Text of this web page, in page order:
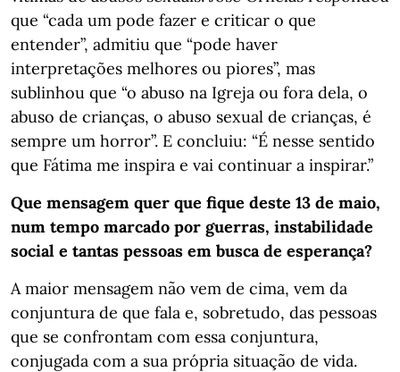
que “cada um pode fazer e criticar o que
entender”, admitiu que “pode haver
interpretações melhores ou piores”, mas
sublinhou que “o abuso na Igreja ou fora dela, o
abuso de crianças, o abuso sexual de crianças, é
sempre um horror”. E concluiu: “É nesse sentido
que Fátima me inspira e vai continuar a inspirar.”
Que mensagem quer que fique deste 13 de maio,
num tempo marcado por guerras, instabilidade
social e tantas pessoas em busca de esperança?
A maior mensagem não vem de cima, vem da
conjuntura de que fala e, sobretudo, das pessoas
que se confrontam com essa conjuntura,
conjugada com a sua própria situação de vida.